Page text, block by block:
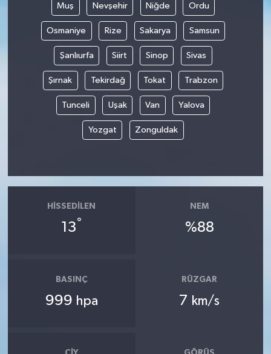
Muş Nevşehir Niğde Ordu
Osmaniye Rize Sakarya Samsun
Şanlıurfa Siirt Sinop Sivas
Şırnak Tekirdağ Tokat Trabzon
Tunceli Uşak Van Yalova
Yozgat Zonguldak
HISSEDILEN
13°
NEM
%88
BASINÇ
999 hpa
RÜZGAR
7 km/s